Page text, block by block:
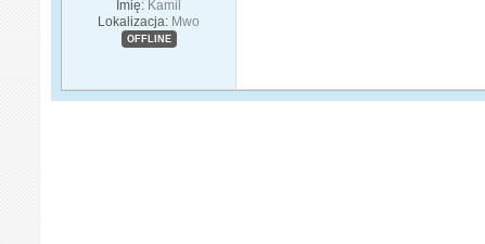
Imię: Kamil
Lokalizacja: Mwo
OFFLINE